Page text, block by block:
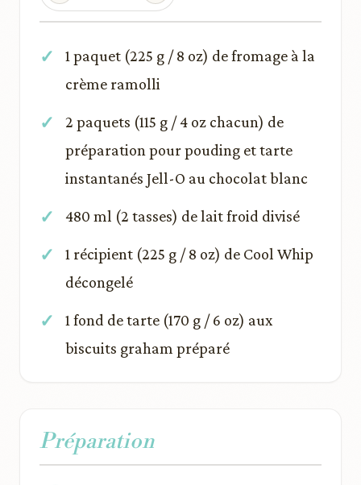
1 paquet (225 g / 8 oz) de fromage à la
crème ramolli
2 paquets (115 g / 4 oz chacun) de
préparation pour pouding et tarte
instantanés Jell-O au chocolat blanc
480 ml (2 tasses) de lait froid divisé
1 récipient (225 g / 8 oz) de Cool Whip
décongelé
1 fond de tarte (170 g / 6 oz) aux
biscuits graham préparé
Préparation